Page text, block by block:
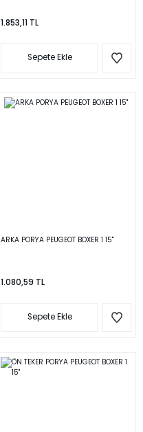
1.853,11 TL
Sepete Ekle
ARKA PORYA PEUGEOT BOXER 1 15''
1.080,59 TL
Sepete Ekle